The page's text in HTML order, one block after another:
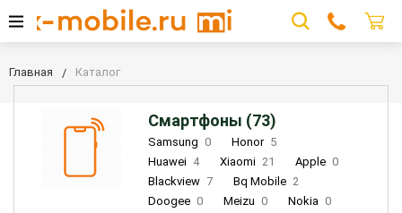
Главная Каталог
Смартфоны (73)
Samsung 0 Honor 5
Huawei 4 Xiaomi 21 Apple 0
Blackview 7 Bq Mobile 2
Doogee 0 Meizu 0 Nokia 0